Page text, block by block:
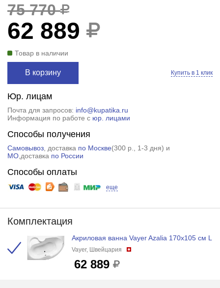
75 770
62 889
Товар в наличии
В корзину Купить в 1 клик
Юр. лицам
Почта для запросов: info@kupatika.ru
Информация по работе с юр. лицами
Способы получения
Самовывоз, доставка по Москве(300 р.
, 1-3 дня) и
МО,доставка по России
Способы оплаты
еще
Комплектация
Акриловая ванна Vayer Azalia 170x105 см L
Vayer, Швейцария
62 889